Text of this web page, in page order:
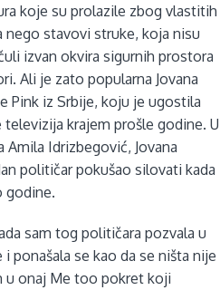
koje su prolazile zbog vlastitih
nego stavovi struke, koja nisu
izvan okvira sigurnih prostora
Ali je zato popularna Jovana
Pink iz Srbije, koju je ugostila
krajem prošle godine. U
Idrizbegović, Jovana
političar pokušao silovati kada
godine.
sam tog političara pozvala u
ponašala se kao da se ništa nije
u onaj Me too pokret koji